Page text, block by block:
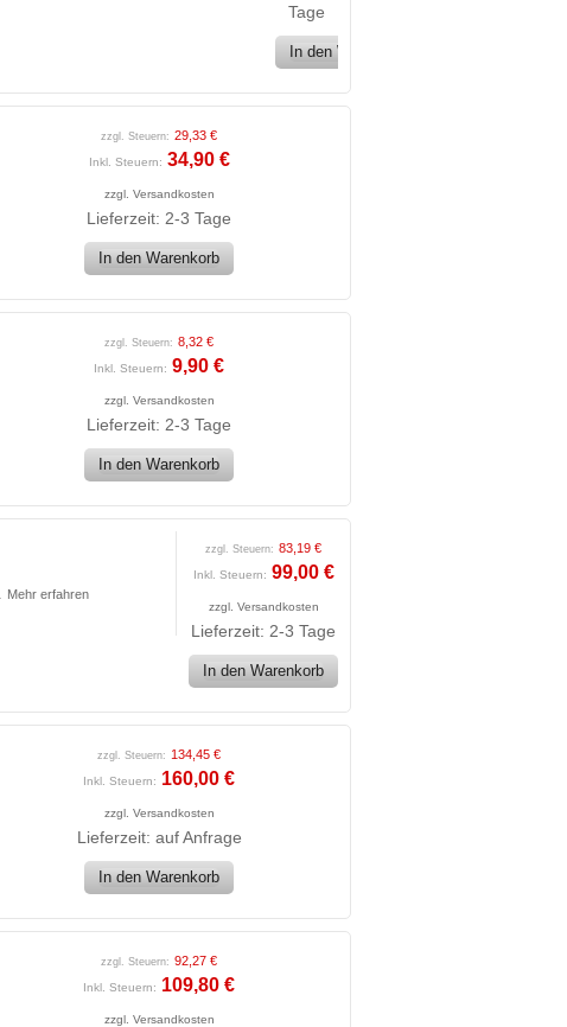
Tage
In den Warenkorb
zzgl. Steuern: 29,33 €
Inkl. Steuern: 34,90 €
zzgl. Versandkosten
Lieferzeit: 2-3 Tage
In den Warenkorb
zzgl. Steuern: 8,32 €
Inkl. Steuern: 9,90 €
zzgl. Versandkosten
Lieferzeit: 2-3 Tage
In den Warenkorb
Mehr erfahren
zzgl. Steuern: 83,19 €
Inkl. Steuern: 99,00 €
zzgl. Versandkosten
Lieferzeit: 2-3 Tage
In den Warenkorb
zzgl. Steuern: 134,45 €
Inkl. Steuern: 160,00 €
zzgl. Versandkosten
Lieferzeit: auf Anfrage
In den Warenkorb
zzgl. Steuern: 92,27 €
Inkl. Steuern: 109,80 €
zzgl. Versandkosten